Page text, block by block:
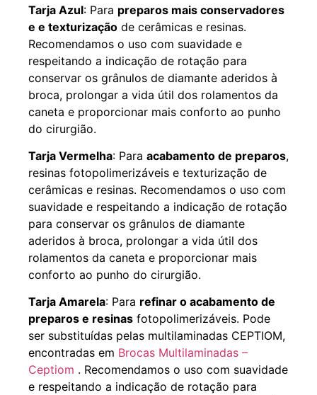
Tarja Azul: Para preparos mais conservadores
e e texturização de cerâmicas e resinas.
Recomendamos o uso com suavidade e
respeitando a indicação de rotação para
conservar os grânulos de diamante aderidos à
broca, prolongar a vida útil dos rolamentos da
caneta e proporcionar mais conforto ao punho
do cirurgião.
Tarja Vermelha: Para acabamento de preparos,
resinas fotopolimerizáveis e texturização de
cerâmicas e resinas. Recomendamos o uso com
suavidade e respeitando a indicação de rotação
para conservar os grânulos de diamante
aderidos à broca, prolongar a vida útil dos
rolamentos da caneta e proporcionar mais
conforto ao punho do cirurgião.
Tarja Amarela: Para refinar o acabamento de
preparos e resinas fotopolimerizáveis. Pode
ser substituídas pelas multilaminadas CEPTIOM,
encontradas em Brocas Multilaminadas –
Ceptiom . Recomendamos o uso com suavidade
e respeitando a indicação de rotação para